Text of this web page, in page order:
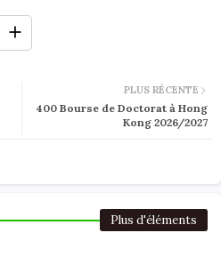
PLUS RÉCENTE
400 Bourse de Doctorat à Hong
Kong 2026/2027
Plus d'éléments